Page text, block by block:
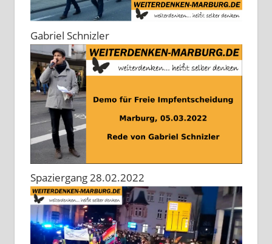
Gabriel Schnizler
Spaziergang 28.02.2022